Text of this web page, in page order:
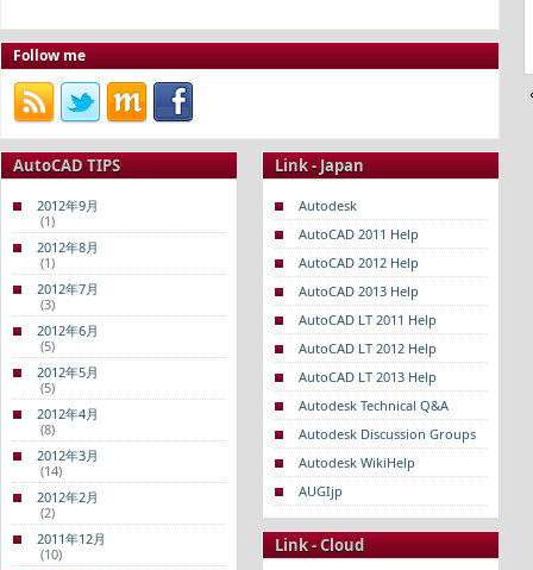
Follow me
AutoCAD TIPS
2012年9月
(1)
2012年8月
(1)
2012年7月
(3)
2012年6月
(5)
2012年5月
(5)
2012年4月
(8)
2012年3月
(14)
2012年2月
(2)
2011年12月
(10)
Link - Japan
Autodesk
AutoCAD 2011 Help
AutoCAD 2012 Help
AutoCAD 2013 Help
AutoCAD LT 2011 Help
AutoCAD LT 2012 Help
AutoCAD LT 2013 Help
Autodesk Technical Q&A
Autodesk Discussion Groups
Autodesk WikiHelp
AUGIjp
Link - Cloud